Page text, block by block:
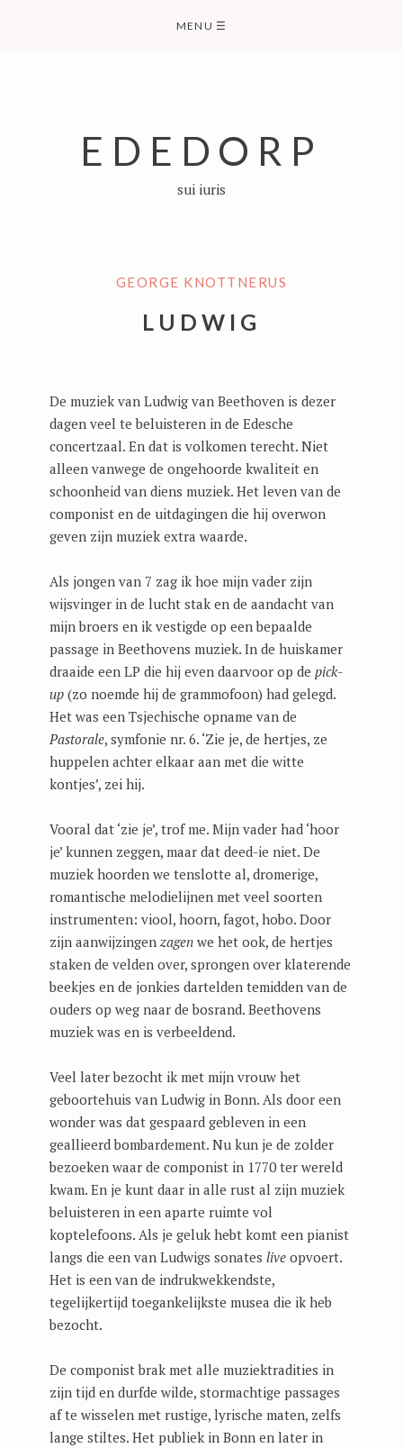
MENU ☰
EDEDORP
sui iuris
GEORGE KNOTTNERUS
LUDWIG
De muziek van Ludwig van Beethoven is dezer
dagen veel te beluisteren in de Edesche
concertzaal. En dat is volkomen terecht. Niet
alleen vanwege de ongehoorde kwaliteit en
schoonheid van diens muziek. Het leven van de
componist en de uitdagingen die hij overwon
geven zijn muziek extra waarde.
Als jongen van 7 zag ik hoe mijn vader zijn
wijsvinger in de lucht stak en de aandacht van
mijn broers en ik vestigde op een bepaalde
passage in Beethovens muziek. In de huiskamer
draaide een LP die hij even daarvoor op depick-
up (zo noemde hij de grammofoon) had gelegd.
Het was een Tsjechische opname van de
Pastorale, symfonie nr. 6. ‘Zie je, de hertjes, ze
huppelen achter elkaar aan met die witte
kontjes’, zei hij.
Vooral dat ‘zie je’, trof me. Mijn vader had ‘hoor
je’ kunnen zeggen, maar dat deed-ie niet. De
muziek hoorden we tenslotte al, dromerige,
romantische melodielijnen met veel soorten
instrumenten: viool, hoorn, fagot, hobo. Door
zijn aanwijzingenzagenwe het ook, de hertjes
staken de velden over, sprongen over klaterende
beekjes en de jonkies dartelden temidden van de
ouders op weg naar de bosrand. Beethovens
muziek was en is verbeeldend.
Veel later bezocht ik met mijn vrouw het
geboortehuis van Ludwig in Bonn. Als door een
wonder was dat gespaard gebleven in een
geallieerd bombardement. Nu kun je de zolder
bezoeken waar de componist in 1770 ter wereld
kwam. En je kunt daar in alle rust al zijn muziek
beluisteren in een aparte ruimte vol
koptelefoons. Als je geluk hebt komt een pianist
langs die een van Ludwigs sonateslive opvoert.
Het is een van de indrukwekkendste,
tegelijkertijd toegankelijkste musea die ik heb
bezocht.
De componist brak met alle muziektradities in
zijn tijd en durfde wilde, stormachtige passages
af te wisselen met rustige, lyrische maten, zelfs
lange stiltes. Het publiek in Bonn en later in